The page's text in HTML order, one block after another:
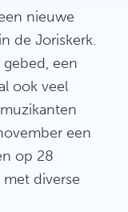
nieuwe
de Joriskerk.
een
ook veel
een
op 28
diverse